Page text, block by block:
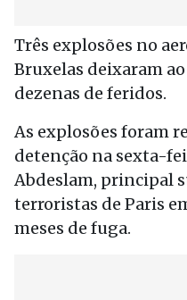
Três explosões no
Bruxelas deixaram
dezenas de feridos.
As explosões foram
detenção na sexta-
Abdeslam, principal
terroristas de Paris
meses de fuga.